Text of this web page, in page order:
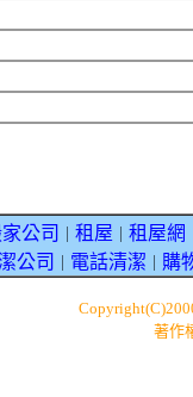
公司 租屋 租屋網
公司 電話清潔 購
著作